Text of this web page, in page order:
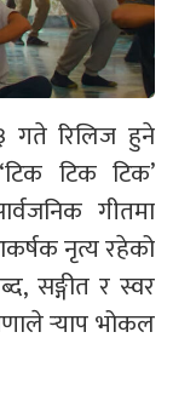
गते रिलिज हुने
टिक टिक’
गीतमा
नृत्य रहेको
सङ्गीत र स्वर
र्‍याप भोकल